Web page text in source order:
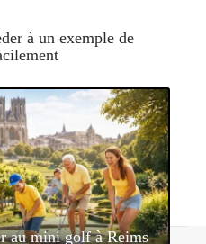
à un exemple de
au mini golf à Reims